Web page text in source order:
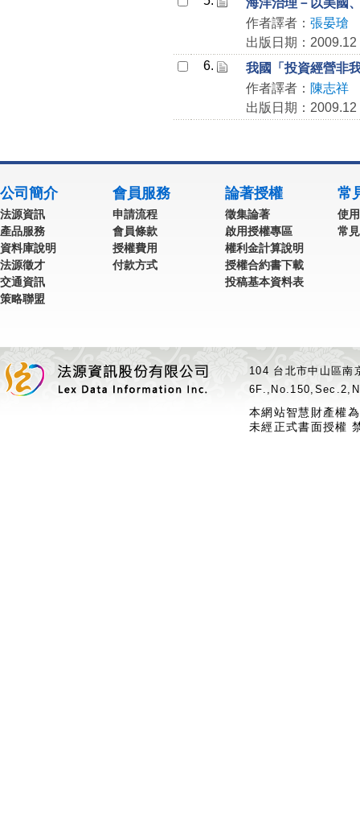
海洋治理－以美國
作者譯者： 張晏瑲
出版日期：2009.12
6.
我國「投資經營非
作者譯者： 陳志祥
出版日期：2009.12
公司簡介
法源資訊
產品服務
資料庫說明
法源徵才
交通資訊
策略聯盟
會員服務
申請流程
會員條款
授權費用
付款方式
論著授權
徵集論著
啟用授權專區
權利金計算說明
授權合約書下載
投稿基本資料表
常
使
常
104 台北市中山區
本網站智慧財產權
未經正式書面授權